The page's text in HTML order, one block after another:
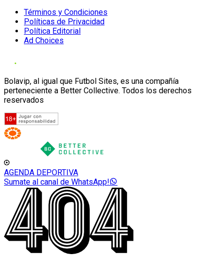
Términos y Condiciones
Políticas de Privacidad
Política Editorial
Ad Choices
Bolavip, al igual que Futbol Sites, es una compañía
perteneciente a Better Collective. Todos los derechos
reservados
AGENDA DEPORTIVA
Sumate al canal de WhatsApp!